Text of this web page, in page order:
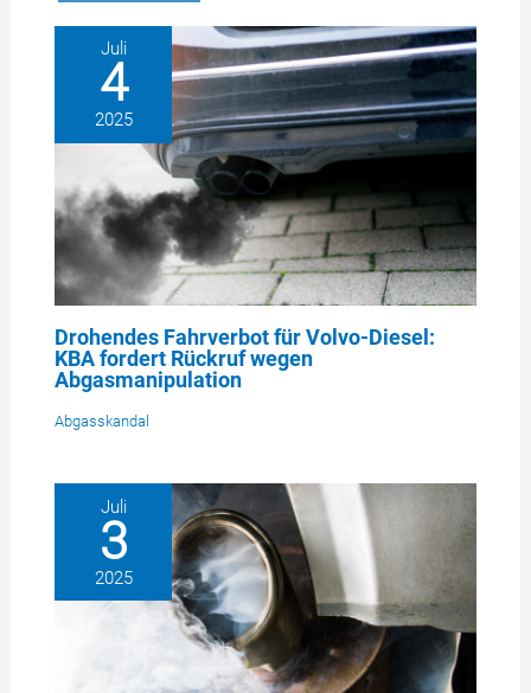
Juli
4
2025
Drohendes Fahrverbot für Volvo-Diesel:
KBA fordert Rückruf wegen
Abgasmanipulation
Abgasskandal
Juli
3
2025